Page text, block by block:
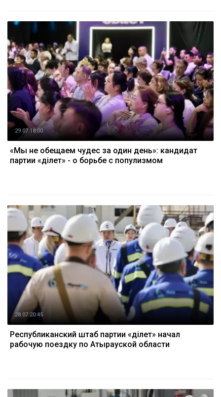
29.07 18:00
«Мы не обещаем чудес за один день»: кандидат
партии «Әділет» - о борьбе с популизмом
28.07 20:45
Республиканский штаб партии «Әділет» начал
рабочую поездку по Атырауской области